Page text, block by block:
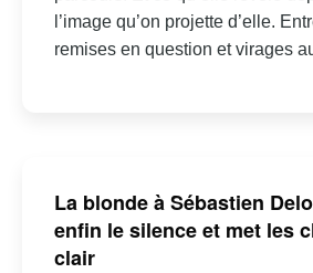
l’image qu’on projette d’elle.
remises en question et virages
La blonde à Sébastien
enfin le silence et met les
clair